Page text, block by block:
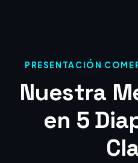
PRESENTACIÓN
Nuestra
en 5